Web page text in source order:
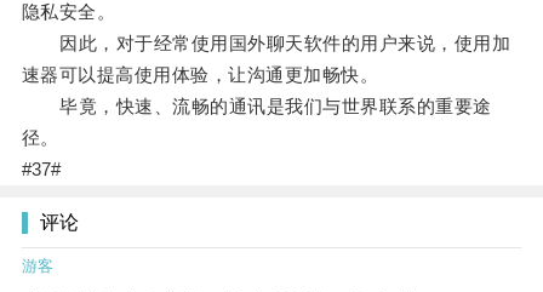
隐私安全。
因此，对于经常使用国外聊天软件的用户来说，使用加
速器可以提高使用体验，让沟通更加畅快。
毕竟，快速、流畅的通讯是我们与世界联系的重要途
径。
#37#
评论
游客